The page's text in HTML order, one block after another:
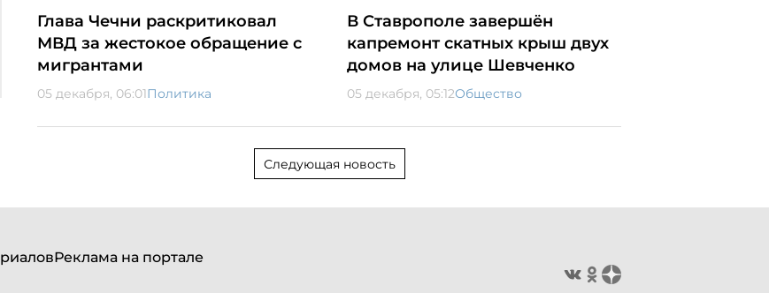
Глава Чечни раскритиковал
МВД за жестокое обращение с
мигрантами
05 декабря, 06:01Политика
В Ставрополе завершён
капремонт скатных крыш двух
домов на улице Шевченко
05 декабря, 05:12Общество
Следующая новость
Реклама на портале